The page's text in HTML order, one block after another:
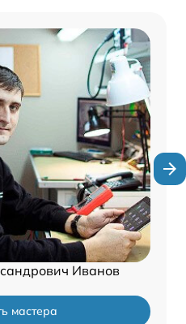
Иванов
мастера